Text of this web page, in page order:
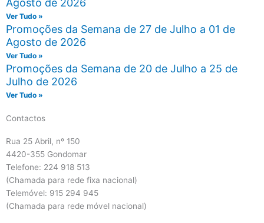
Agosto de 2026
Ver Tudo »
Promoções da Semana de 27 de Julho a 01 de
Agosto de 2026
Ver Tudo »
Promoções da Semana de 20 de Julho a 25 de
Julho de 2026
Ver Tudo »
Contactos
Rua 25 Abril, nº 150
4420-355 Gondomar
Telefone: 224 918 513
(Chamada para rede fixa nacional)
Telemóvel: 915 294 945
(Chamada para rede móvel nacional)